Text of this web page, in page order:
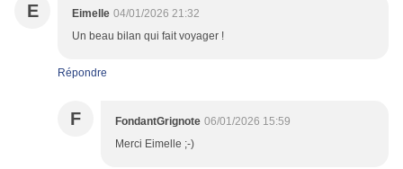
E Eimelle 04/01/2026 21:32
Un beau bilan qui fait voyager !
Répondre
F FondantGrignote 06/01/2026 15:59
Merci Eimelle ;-)